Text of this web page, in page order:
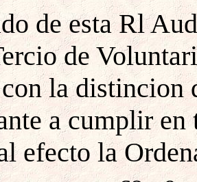
de esta Rl
de
la distincion
a cumplir
efecto la